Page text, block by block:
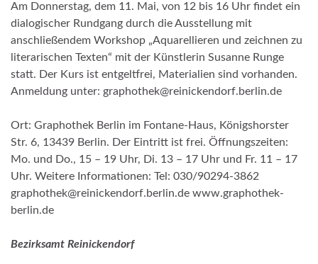
Am Donnerstag, dem 11. Mai, von 12 bis 16 Uhr findet ein
dialogischer Rundgang durch die Ausstellung mit
anschließendem Workshop „Aquarellieren und zeichnen zu
literarischen Texten“ mit der Künstlerin Susanne Runge
statt. Der Kurs ist entgeltfrei, Materialien sind vorhanden.
Anmeldung unter: graphothek@reinickendorf.berlin.de
Ort: Graphothek Berlin im Fontane-Haus, Königshorster
Str. 6, 13439 Berlin. Der Eintritt ist frei. Öffnungszeiten:
Mo. und Do., 15 – 19 Uhr, Di. 13 – 17 Uhr und Fr. 11 – 17
Uhr. Weitere Informationen: Tel: 030/90294-3862
graphothek@reinickendorf.berlin.de www.graphothek-
berlin.de
Bezirksamt Reinickendorf